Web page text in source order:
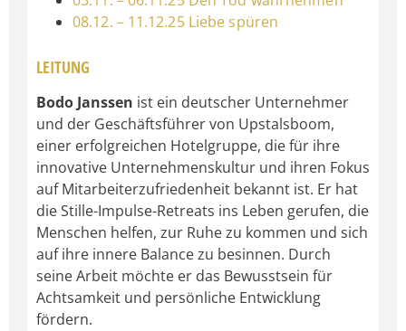
08.12. – 11.12.25 Liebe spüren
LEITUNG
Bodo Janssen ist ein deutscher Unternehmer
und der Geschäftsführer von Upstalsboom,
einer erfolgreichen Hotelgruppe, die für ihre
innovative Unternehmenskultur und ihren Fokus
auf Mitarbeiterzufriedenheit bekannt ist. Er hat
die Stille-Impulse-Retreats ins Leben gerufen, die
Menschen helfen, zur Ruhe zu kommen und sich
auf ihre innere Balance zu besinnen. Durch
seine Arbeit möchte er das Bewusstsein für
Achtsamkeit und persönliche Entwicklung
fördern.